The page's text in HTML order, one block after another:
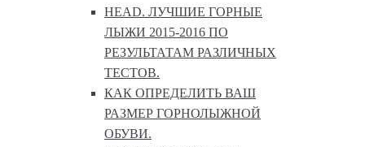
HEAD. ЛУЧШИЕ ГОРНЫЕ
ЛЫЖИ 2015-2016 ПО
РЕЗУЛЬТАТАМ РАЗЛИЧНЫХ
ТЕСТОВ.
КАК ОПРЕДЕЛИТЬ ВАШ
РАЗМЕР ГОРНОЛЫЖНОЙ
ОБУВИ.